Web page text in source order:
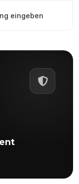
eingeben